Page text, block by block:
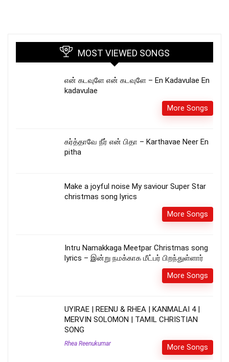
MOST VIEWED SONGS
என் கடவுளே என் கடவுளே – En Kadavulae En
kadavulae
More Songs
கர்த்தாவே நீர் என் பிதா – Karthavae Neer En
pitha
Make a joyful noise My saviour Super Star
christmas song lyrics
More Songs
Intru Namakkaga Meetpar Christmas song
lyrics – இன்று நமக்காக மீட்பர் பிறந்துள்ளார்
More Songs
UYIRAE | REENU & RHEA | KANMALAI 4 |
MERVIN SOLOMON | TAMIL CHRISTIAN
SONG
Rhea Reenukumar More Songs